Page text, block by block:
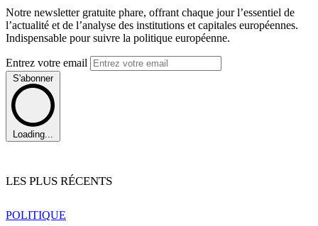
Notre newsletter gratuite phare, offrant chaque jour l’essentiel de
l’actualité et de l’analyse des institutions et capitales européennes.
Indispensable pour suivre la politique européenne.
Entrez votre email
S'abonner
Loading...
LES PLUS RÉCENTS
POLITIQUE